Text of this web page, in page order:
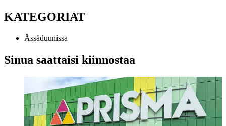
KATEGORIAT
Ässäduunissa
Sinua saattaisi kiinnostaa